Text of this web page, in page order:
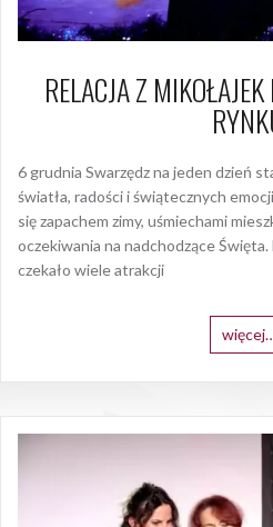
RELACJA Z
6 grudnia Swarzędz na jeden dzień
światła, radości i świątecznych
się zapachem zimy, uśmiechami
oczekiwania na nadchodzące
czekało wiele atrakcji